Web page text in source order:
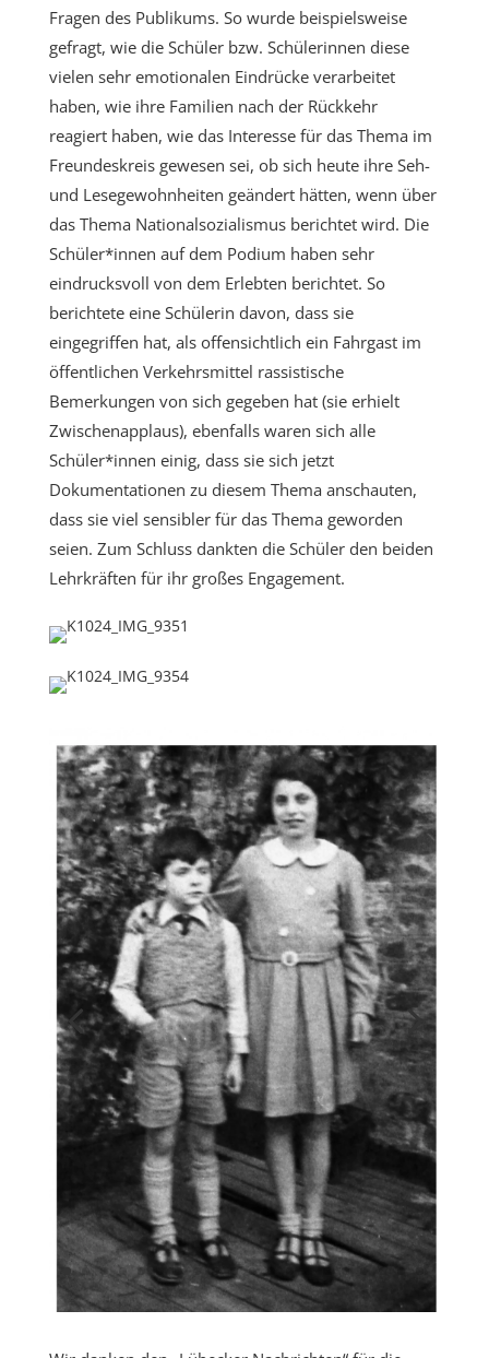
Fragen des Publikums. So wurde beispielsweise
gefragt, wie die Schüler bzw. Schülerinnen diese
vielen sehr emotionalen Eindrücke verarbeitet
haben, wie ihre Familien nach der Rückkehr
reagiert haben, wie das Interesse für das Thema im
Freundeskreis gewesen sei, ob sich heute ihre Seh-
und Lesegewohnheiten geändert hätten, wenn über
das Thema Nationalsozialismus berichtet wird. Die
Schüler*innen auf dem Podium haben sehr
eindrucksvoll von dem Erlebten berichtet. So
berichtete eine Schülerin davon, dass sie
eingegriffen hat, als offensichtlich ein Fahrgast im
öffentlichen Verkehrsmittel rassistische
Bemerkungen von sich gegeben hat (sie erhielt
Zwischenapplaus), ebenfalls waren sich alle
Schüler*innen einig, dass sie sich jetzt
Dokumentationen zu diesem Thema anschauten,
dass sie viel sensibler für das Thema geworden
seien. Zum Schluss dankten die Schüler den beiden
Lehrkräften für ihr großes Engagement.